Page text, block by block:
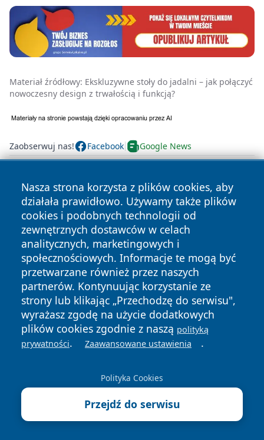
Materiał źródłowy: Ekskluzywne stoły do jadalni – jak połączyć
nowoczesny design z trwałością i funkcją?
Zaobserwuj nas! Facebook Google News
Nadchodzące wydarzenia
7 sierpnia 2026, 00:00
Słowiańska Biesiada w Parku Kuronia
7 sierpnia 2026, 16:30
Wernisaż wystawy Pawła Całki
„Obrazy świata w puzzlach”
7 sierpnia 2026, 17:00
Reakcja Słowiańska IV w Sosnowcu.
Festiwal wraca do Parku Kuronia
Hrubý Jeseník: Vysoká hole – górska
wycieczka
Nasza strona korzysta z plików cookies, aby
działała prawidłowo. Używamy także plików
cookies i podobnych technologii od
zewnętrznych dostawców w celach
analitycznych, marketingowych i
społecznościowych. Informacje te mogą być
przetwarzane również przez naszych
partnerów. Kontynuując korzystanie ze
strony lub klikając „Przechodzę do serwisu",
wyrażasz zgodę na użycie dodatkowych
plików cookies zgodnie z naszą polityką
prywatności. Zaawansowane ustawienia .
Polityka Cookies
Przejdź do serwisu